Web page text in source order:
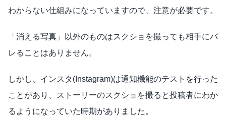
わからない仕組みになっていますので、注意が必要です。
「消える写真」以外のものはスクショを撮っても相手にバ
レることはありません。
しかし、インスタ(Instagram)は通知機能のテストを行った
ことがあり、ストーリーのスクショを撮ると投稿者にわか
るようになっていた時期がありました。